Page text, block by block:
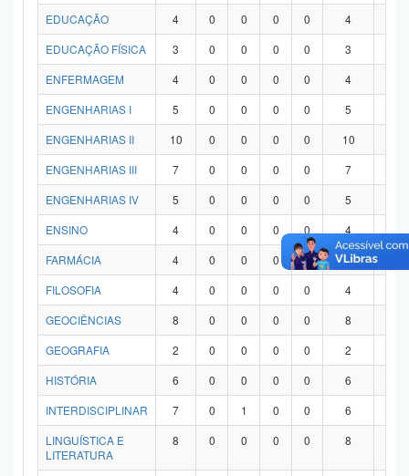
EDUCAÇÃO
4 0 0 0 0 4
EDUCAÇÃO FÍSICA
3 0 0 0 0 3
ENFERMAGEM
4 0 0 0 0 4
ENGENHARIAS I
5 0 0 0 0 5
ENGENHARIAS II
10 0 0 0 0 10
ENGENHARIAS III
7 0 0 0 0 7
ENGENHARIAS IV
5 0 0 0 0 5
ENSINO
4 0 0 0 0 4
FARMÁCIA
4 0 0 0 0 4
FILOSOFIA
4 0 0 0 0 4
GEOCIÊNCIAS
8 0 0 0 0 8
GEOGRAFIA
2 0 0 0 0 2
HISTÓRIA
6 0 0 0 0 6
INTERDISCIPLINAR
7 0 1 0 0 6
LINGUÍSTICA E
LITERATURA
8 0 0 0 0 8